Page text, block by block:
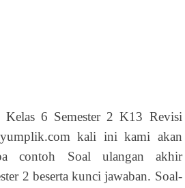
6 Semester 2 K13 Revisi
kali ini kami akan
contoh Soal ulangan akhir
2 beserta kunci jawaban. Soal-